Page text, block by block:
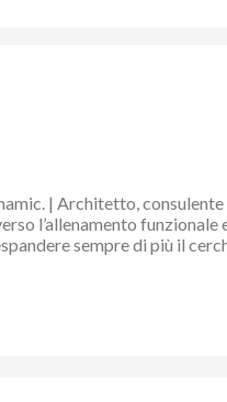
| Architetto,
l’allenamento
sempre di più il